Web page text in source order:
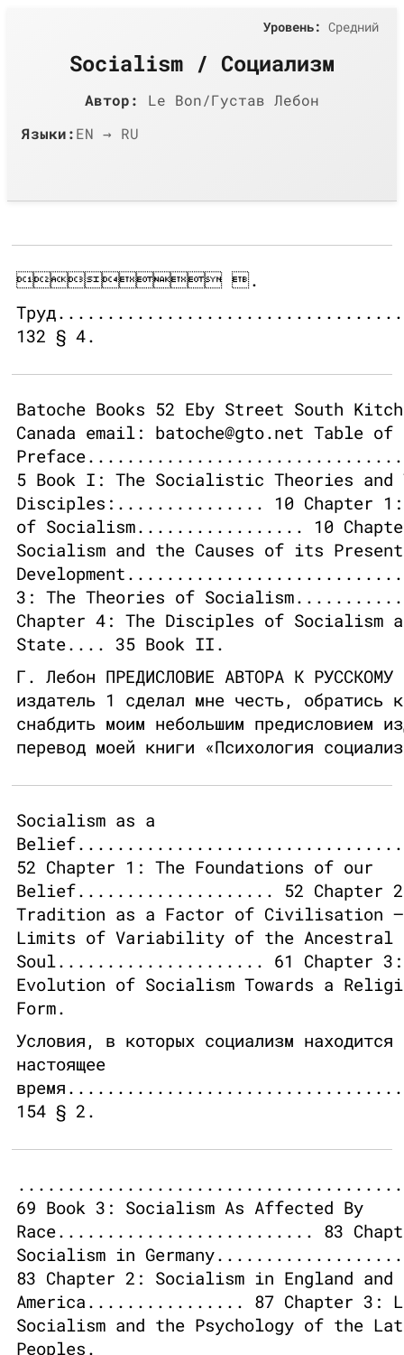
Socialism / Социализм
Автор:
Le Bon/Густав Лебон
Языки:EN → RU
Уровень: Средний
 .
132 § 4.
Batoche Books 52 Eby Street South
Canada email: batoche@gto.net Table of
5 Book I: The Socialistic Theories and
Disciples:............... 10 Chapter 1:
of Socialism................. 10
Socialism and the Causes of its Present
3: The Theories of
Chapter 4: The Disciples of Socialism
State.... 35 Book II.
Г. Лебон ПРЕДИСЛОВИЕ АВТОРА К РУССКОМУ
издатель 1 сделал мне честь, обратись
снабдить моим небольшим предисловием
перевод моей книги «Психология
Socialism as a
52 Chapter 1: The Foundations of our
Belief.................... 52 Chapter
Tradition as a Factor of Civilisation —
Limits of Variability of the Ancestral
Soul..................... 61 Chapter 3:
Evolution of Socialism Towards a
Form.
Условия, в которых социализм находится
настоящее
154 § 2.
69 Book 3: Socialism As Affected By
Race.......................... 83
Socialism in
83 Chapter 2: Socialism in England and
America................ 87 Chapter 3:
Socialism and the Psychology of the
Peoples.